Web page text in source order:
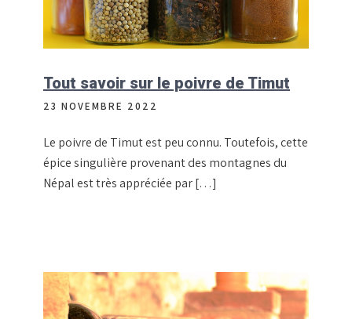
Tout savoir sur le poivre de Timut
23 NOVEMBRE 2022
Le poivre de Timut est peu connu. Toutefois, cette
épice singulière provenant des montagnes du
Népal est très appréciée par […]